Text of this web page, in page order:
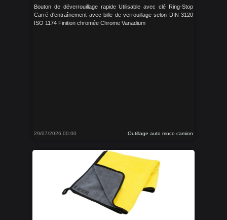
Bouton de déverrouillage rapide Utilisable avec clé Ring-Stop
Carré d'entraînement avec bille de verrouillage selon DIN 3120
ISO 1174 Finition chromée Chrome Vanadium
29/07/2026 00:00 Outillage auto moco camion